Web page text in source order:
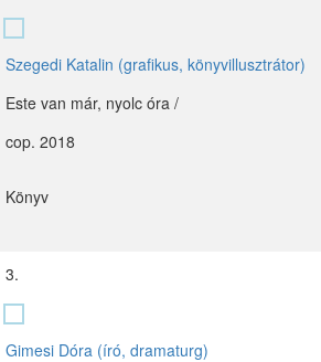
Szegedi Katalin (grafikus, könyvillusztrátor)
Este van már, nyolc óra /
cop. 2018
Könyv
3.
Gimesi Dóra (író, dramaturg)